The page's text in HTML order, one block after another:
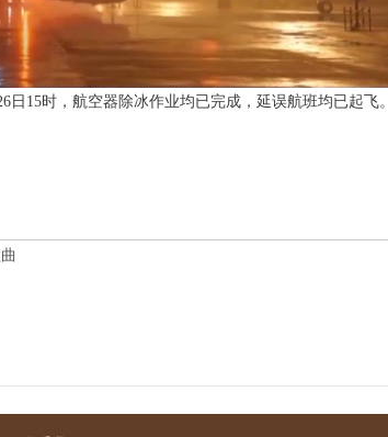
15时，航空器除冰作业均已完成，延误航班均已起飞。